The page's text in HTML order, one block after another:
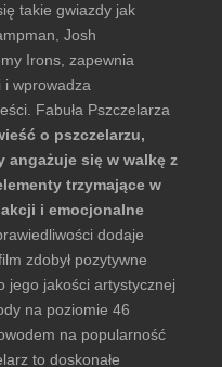
takie gwiazdy jak
Josh
Irons, zapewnia
i wprowadza
Fabuła Pszczelarza
o pszczelarzu,
się w walkę z
trzymające w
i emocjonalne
dodaje
zdobył pozytywne
jego jakości artystycznej
na poziomie 46
na popularność
to doskonałe